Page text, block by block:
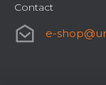
Contact
e-shop@